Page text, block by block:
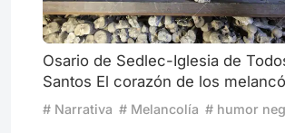
Osario de Sedlec-Iglesia de
Santos El corazón de los
una mar surcada por carabelas
capitaneadas por almirantes
# Narrativa # Melancolía # humor